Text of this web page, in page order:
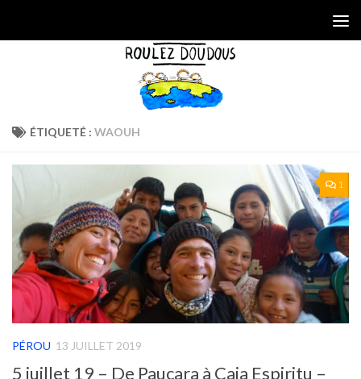
ÉTIQUETÉ : WAOUH
1
PÉROU 13 JUILLET 2019
5 juillet 19 – De Paucara à Caja Espiritu –